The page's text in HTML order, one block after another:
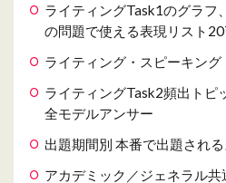
ライティングTask1のグラフ
の問題で使える表現リスト
ライティング・スピーキン
ライティングTask2頻出トピ
全モデルアンサー
出題期間別 本番で出題され
アカデミック／ジェネラル